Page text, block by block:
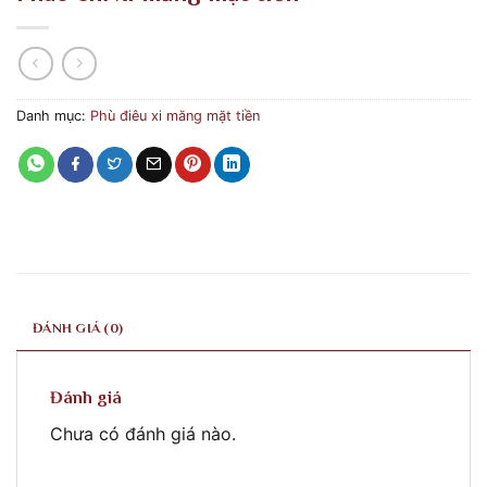
Danh mục: Phù điêu xi măng mặt tiền
ĐÁNH GIÁ (0)
Đánh giá
Chưa có đánh giá nào.